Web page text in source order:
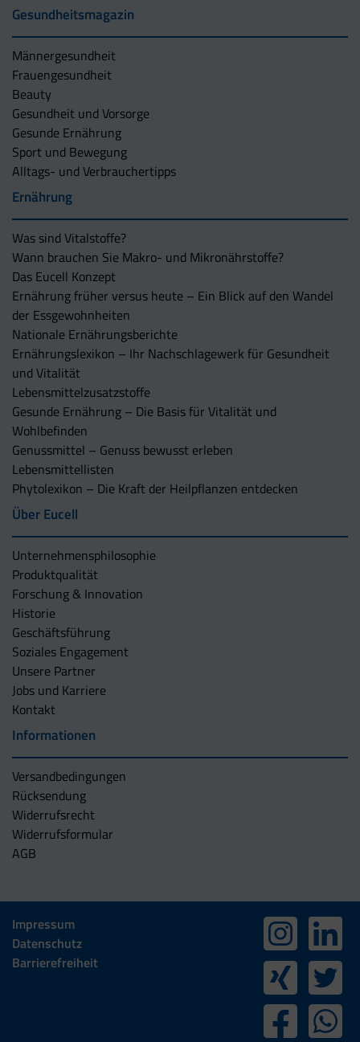
Gesundheitsmagazin
Männergesundheit
Frauengesundheit
Beauty
Gesundheit und Vorsorge
Gesunde Ernährung
Sport und Bewegung
Alltags- und Verbrauchertipps
Ernährung
Was sind Vitalstoffe?
Wann brauchen Sie Makro- und Mikronährstoffe?
Das Eucell Konzept
Ernährung früher versus heute – Ein Blick auf den Wandel
der Essgewohnheiten
Nationale Ernährungsberichte
Ernährungslexikon – Ihr Nachschlagewerk für Gesundheit
und Vitalität
Lebensmittelzusatzstoffe
Gesunde Ernährung – Die Basis für Vitalität und
Wohlbefinden
Genussmittel – Genuss bewusst erleben
Lebensmittellisten
Phytolexikon – Die Kraft der Heilpflanzen entdecken
Über Eucell
Unternehmens­philosophie
Produktqualität
Forschung & Innovation
Historie
Geschäftsführung
Soziales Engagement
Unsere Partner
Jobs und Karriere
Kontakt
Informationen
Versandbedingungen
Rücksendung
Widerrufsrecht
Widerrufsformular
AGB
Impressum
Datenschutz
Barrierefreiheit